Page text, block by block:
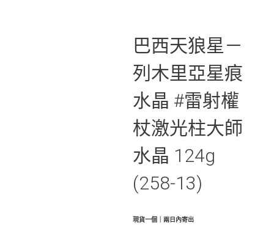
巴西天狼星－
列木里亞星痕
水晶 #雷射權
杖激光柱大師
水晶 124g
(258-13)
現貨一個｜兩日內寄出